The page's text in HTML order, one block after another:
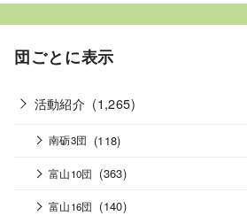
団ごとに表示
活動紹介 (1,265)
南砺3団 (118)
富山10団 (363)
富山16団 (140)